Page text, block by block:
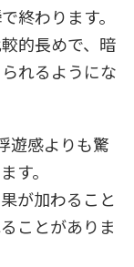
終わります。
的長めで、暗
れるようにな
遊感よりも驚
す。
が加わること
ことがありま